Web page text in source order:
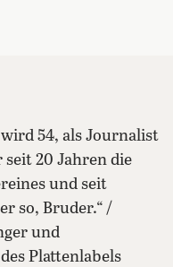
wird 54, als Journalist
20 Jahren die
und seit
so, Bruder.“ /
und
Plattenlabels